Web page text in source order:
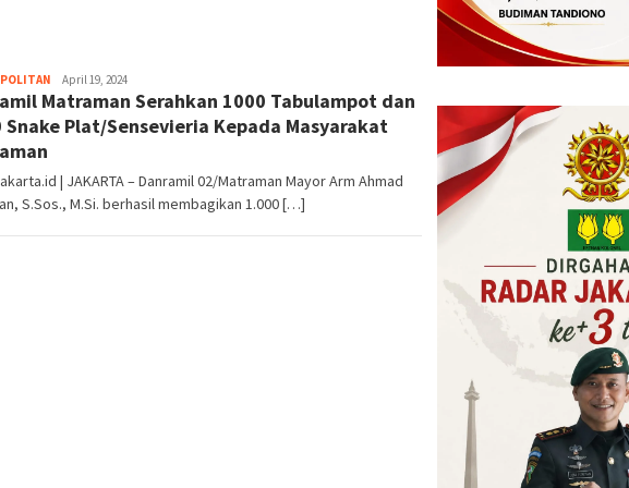
ekaApril 19, 2024
Matraman Serahkan 1000 Tabulampot dan
Snake Plat/Sensevieria Kepada Masyarakat
| JAKARTA – Danramil 02/Matraman Mayor Arm Ahmad
S.Sos., M.Si. berhasil membagikan 1.000 […]